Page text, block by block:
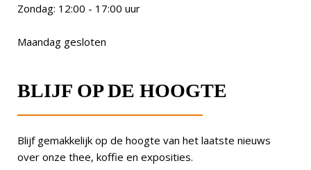
Zondag: 12:00 - 17:00 uur
Maandag gesloten
BLIJF OP DE HOOGTE
Blijf gemakkelijk op de hoogte van het laatste nieuws
over onze thee, koffie en exposities.